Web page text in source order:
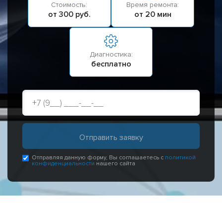
Стоимость:
от 300 руб.
Время ремонта:
от 20 мин
Диагностика:
бесплатно
Отправляя данную форму, Вы соглашаетесь с политикой
конфиденциальности нашего сайта